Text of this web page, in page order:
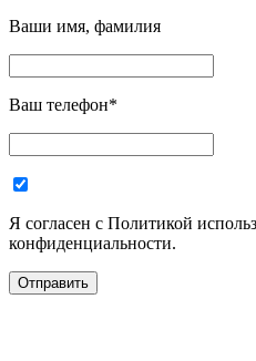
Ваши имя, фамилия
Ваш телефон*
Я согласен с Политикой
конфиденциальности.